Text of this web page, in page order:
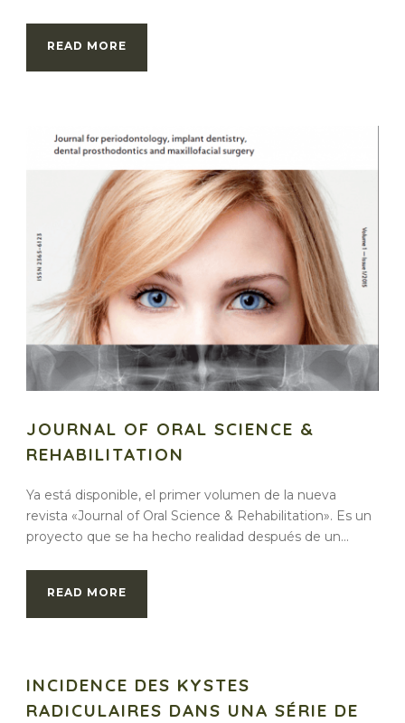
READ MORE
JOURNAL OF ORAL SCIENCE &
REHABILITATION
Ya está disponible, el primer volumen de la nueva
revista «Journal of Oral Science & Rehabilitation». Es un
proyecto que se ha hecho realidad después de un...
READ MORE
INCIDENCE DES KYSTES
RADICULAIRES DANS UNA SÉRIE DE